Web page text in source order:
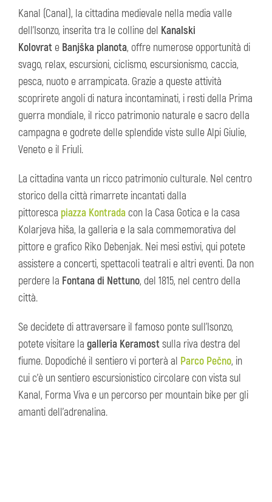
Kanal (Canal), la cittadina medievale nella media valle
dell'Isonzo, inserita tra le colline del Kanalski
Kolovrat e Banjška planota, offre numerose opportunità di
svago, relax, escursioni, ciclismo, escursionismo, caccia,
pesca, nuoto e arrampicata. Grazie a queste attività
scoprirete angoli di natura incontaminati, i resti della Prima
guerra mondiale, il ricco patrimonio naturale e sacro della
campagna e godrete delle splendide viste sulle Alpi Giulie,
Veneto e il Friuli.
La cittadina vanta un ricco patrimonio culturale. Nel centro
storico della città rimarrete incantati dalla
pittoresca piazza Kontrada con la Casa Gotica e la casa
Kolarjeva hiša, la galleria e la sala commemorativa del
pittore e grafico Riko Debenjak. Nei mesi estivi, qui potete
assistere a concerti, spettacoli teatrali e altri eventi. Da non
perdere la Fontana di Nettuno, del 1815, nel centro della
città.
Se decidete di attraversare il famoso ponte sull'Isonzo,
potete visitare la galleria Keramostsulla riva destra del
fiume. Dopodiché il sentiero vi porterà al Parco Pečno, in
cui c'è un sentiero escursionistico circolare con vista sul
Kanal, Forma Viva e un percorso per mountain bike per gli
amanti dell'adrenalina.